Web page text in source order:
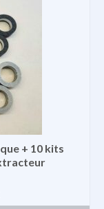
+ 10 kits